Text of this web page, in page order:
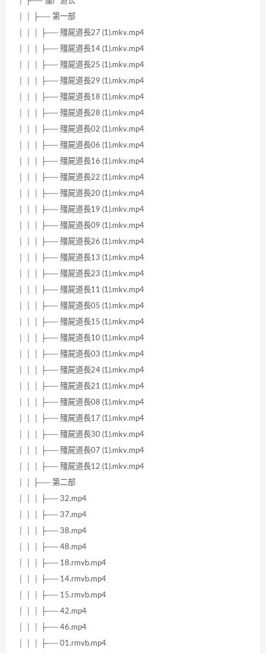
│ │ ├── 第一部
│ │ │ ├── 殭屍道長27 (1).mkv.mp4
│ │ │ ├── 殭屍道長14 (1).mkv.mp4
│ │ │ ├── 殭屍道長25 (1).mkv.mp4
│ │ │ ├── 殭屍道長29 (1).mkv.mp4
│ │ │ ├── 殭屍道長18 (1).mkv.mp4
│ │ │ ├── 殭屍道長28 (1).mkv.mp4
│ │ │ ├── 殭屍道長02 (1).mkv.mp4
│ │ │ ├── 殭屍道長06 (1).mkv.mp4
│ │ │ ├── 殭屍道長16 (1).mkv.mp4
│ │ │ ├── 殭屍道長22 (1).mkv.mp4
│ │ │ ├── 殭屍道長20 (1).mkv.mp4
│ │ │ ├── 殭屍道長19 (1).mkv.mp4
│ │ │ ├── 殭屍道長09 (1).mkv.mp4
│ │ │ ├── 殭屍道長26 (1).mkv.mp4
│ │ │ ├── 殭屍道長13 (1).mkv.mp4
│ │ │ ├── 殭屍道長23 (1).mkv.mp4
│ │ │ ├── 殭屍道長11 (1).mkv.mp4
│ │ │ ├── 殭屍道長05 (1).mkv.mp4
│ │ │ ├── 殭屍道長15 (1).mkv.mp4
│ │ │ ├── 殭屍道長10 (1).mkv.mp4
│ │ │ ├── 殭屍道長03 (1).mkv.mp4
│ │ │ ├── 殭屍道長24 (1).mkv.mp4
│ │ │ ├── 殭屍道長21 (1).mkv.mp4
│ │ │ ├── 殭屍道長08 (1).mkv.mp4
│ │ │ ├── 殭屍道長17 (1).mkv.mp4
│ │ │ ├── 殭屍道長30 (1).mkv.mp4
│ │ │ ├── 殭屍道長07 (1).mkv.mp4
│ │ │ ├── 殭屍道長12 (1).mkv.mp4
│ │ ├── 第二部
│ │ │ ├── 32.mp4
│ │ │ ├── 37.mp4
│ │ │ ├── 38.mp4
│ │ │ ├── 48.mp4
│ │ │ ├── 18.rmvb.mp4
│ │ │ ├── 14.rmvb.mp4
│ │ │ ├── 15.rmvb.mp4
│ │ │ ├── 42.mp4
│ │ │ ├── 46.mp4
│ │ │ ├── 01.rmvb.mp4